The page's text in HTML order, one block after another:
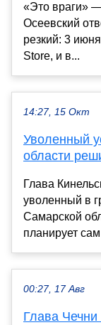
«Это враги»
Осеевский
резкий: 3
Store, и в...
14:27, 15 Окт
Уволенный
области
Глава
уволенный в
Самарской
планирует
00:27, 17 Авг
Глава